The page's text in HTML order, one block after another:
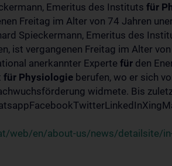
Emeritus des Instituts für
Freitag im Alter von 74 Jahren
Spieckermann, Emeritus des
ist vergangenen Freitag im Alter
anerkannter Experte für den
für Physiologie berufen, wo er sich
widmete. Bis
web/en/about-us/news/detailsite/